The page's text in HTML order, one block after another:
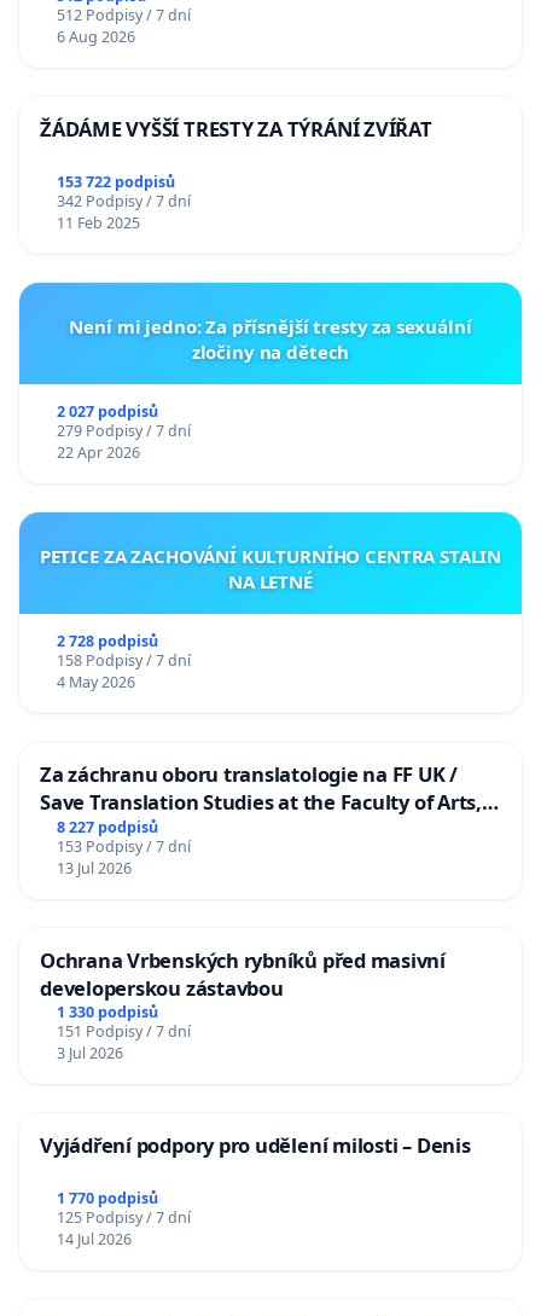
512 Podpisy / 7 dní
6 Aug 2026
ŽÁDÁME VYŠŠÍ TRESTY ZA TÝRÁNÍ ZVÍŘAT
153 722 podpisů
342 Podpisy / 7 dní
11 Feb 2025
Není mi jedno: Za přísnější tresty za sexuální
zločiny na dětech
2 027 podpisů
279 Podpisy / 7 dní
22 Apr 2026
PETICE ZA ZACHOVÁNÍ KULTURNÍHO CENTRA STALIN
NA LETNÉ
2 728 podpisů
158 Podpisy / 7 dní
4 May 2026
Za záchranu oboru translatologie na FF UK /
Save Translation Studies at the Faculty of Arts,
Charles University
8 227 podpisů
153 Podpisy / 7 dní
13 Jul 2026
Ochrana Vrbenských rybníků před masivní
developerskou zástavbou
1 330 podpisů
151 Podpisy / 7 dní
3 Jul 2026
Vyjádření podpory pro udělení milosti – Denis
1 770 podpisů
125 Podpisy / 7 dní
14 Jul 2026